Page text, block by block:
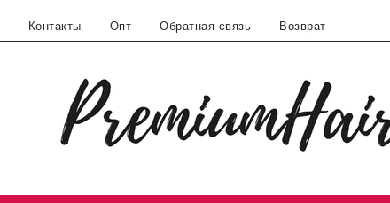
Контакты Опт Обратная связь Возврат